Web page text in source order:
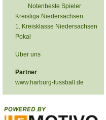
Notenbeste Spieler
Kreisliga Niedersachsen
1. Kreisklasse Niedersachsen
Pokal
Über uns
Partner
www.harburg-fussball.de